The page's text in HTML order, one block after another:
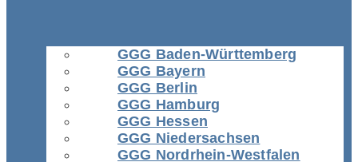
GGG Baden-Württemberg
GGG Bayern
GGG Berlin
GGG Hamburg
GGG Hessen
GGG Niedersachsen
GGG Nordrhein-Westfalen